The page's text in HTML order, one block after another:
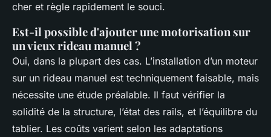
cher et règle rapidement le souci.
Est-il possible d'ajouter une motorisation sur
un vieux rideau manuel ?
Oui, dans la plupart des cas. L’installation d’un moteur
sur un rideau manuel est techniquement faisable, mais
nécessite une étude préalable. Il faut vérifier la
solidité de la structure, l’état des rails, et l’équilibre du
tablier. Les coûts varient selon les adaptations